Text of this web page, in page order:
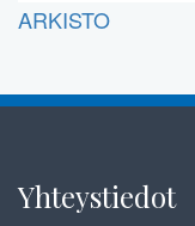
ARKISTO
Yhteystiedot